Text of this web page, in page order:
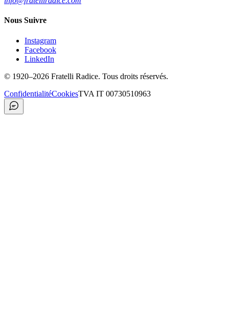
Nous Suivre
Instagram
Facebook
LinkedIn
© 1920–2026 Fratelli Radice. Tous droits réservés.
ConfidentialitéCookiesTVA IT 00730510963